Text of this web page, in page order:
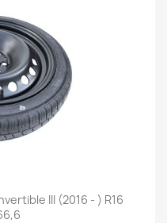
III (2016 - ) R16